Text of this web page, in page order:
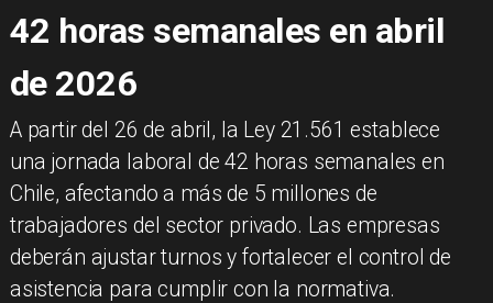
42 horas semanales en abril
de 2026
A partir del 26 de abril, la Ley 21.561 establece
una jornada laboral de 42 horas semanales en
Chile, afectando a más de 5 millones de
trabajadores del sector privado. Las empresas
deberán ajustar turnos y fortalecer el control de
asistencia para cumplir con la normativa.